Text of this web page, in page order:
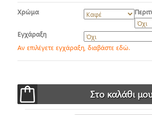
Χρώμα
Εγχάραξη
Αν επιλέγετε εγχάραξη, διαβάστε εδώ.